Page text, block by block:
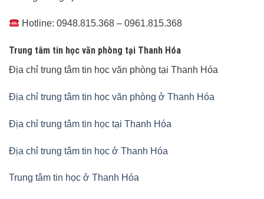
Hotline: 0948.815.368 – 0961.815.368
Trung tâm tin học văn phòng tại Thanh Hóa
Địa chỉ trung tâm tin học văn phòng tại Thanh Hóa
Địa chỉ trung tâm tin học văn phòng ở Thanh Hóa
Địa chỉ trung tâm tin học tại Thanh Hóa
Địa chỉ trung tâm tin học ở Thanh Hóa
Trung tâm tin học ở Thanh Hóa